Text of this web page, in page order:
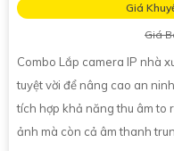
Giá
Giá
Combo Lắp camera IP nhà
tuyệt vời để nâng cao an
tích hợp khả năng thu âm to
ảnh mà còn cả âm thanh